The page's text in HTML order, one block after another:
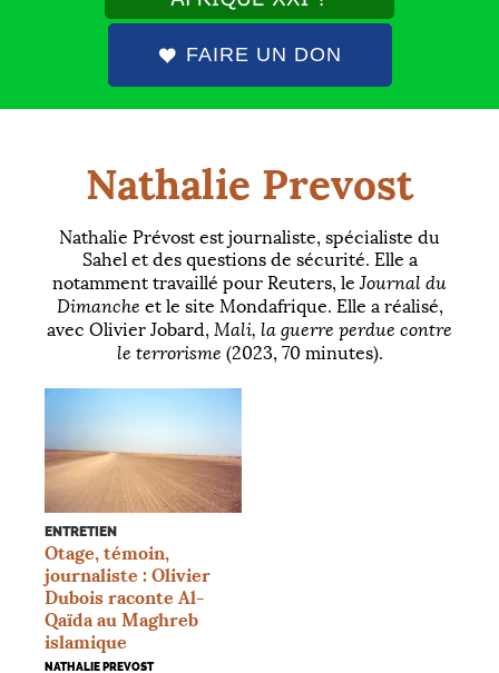
FAIRE UN DON
Nathalie Prevost
Nathalie Prévost est journaliste, spécialiste du
Sahel et des questions de sécurité. Elle a
notamment travaillé pour Reuters, leJournal du
Dimanche et le site Mondafrique. Elle a réalisé,
avec Olivier Jobard, Mali, la guerre perdue contre
le terrorisme (2023, 70 minutes).
ENTRETIEN
Otage, témoin,
journaliste : Olivier
Dubois raconte Al-
Qaïda au Maghreb
islamique
NATHALIE PREVOST